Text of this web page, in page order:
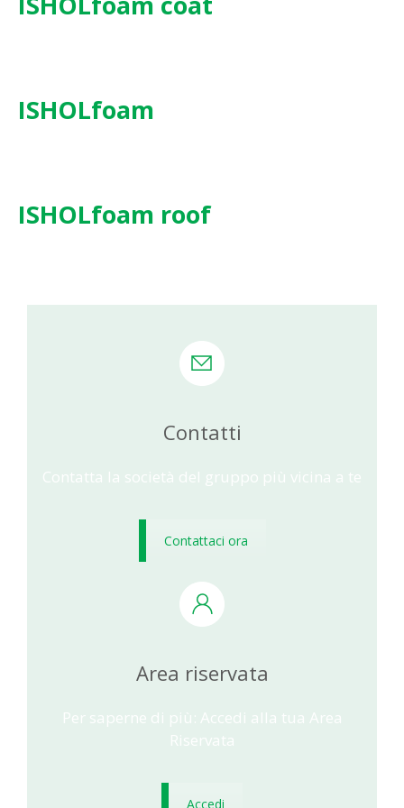
ISHOLfoam
ISHOLfoam roof
Contatti
Contatta la società del gruppo più vicina a te
Contattaci ora
Area riservata
Per saperne di più: Accedi alla tua Area
Riservata
Accedi